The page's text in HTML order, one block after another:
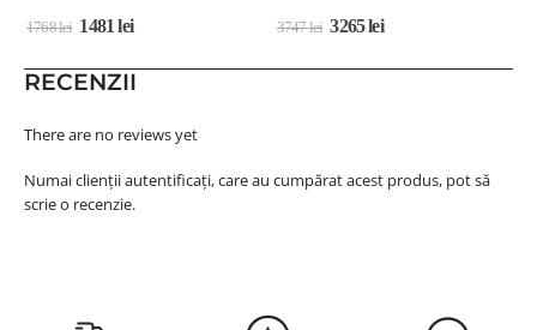
1768lei 1481lei 3747lei 3265lei
RECENZII
There are no reviews yet
Numai clienții autentificați, care au cumpărat acest produs, pot să
scrie o recenzie.